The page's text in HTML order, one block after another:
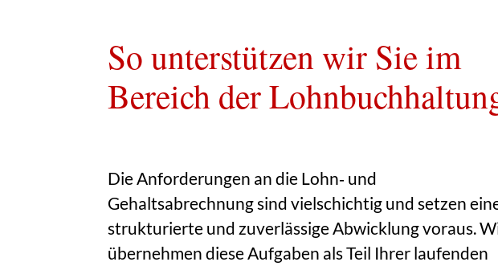
So unterstützen wir Sie im
Bereich der
Die Anforderungen an die Lohn‑ und
Gehaltsabrechnung sind vielschichtig und setzen
strukturierte und zuverlässige Abwicklung voraus.
übernehmen diese Aufgaben als Teil Ihrer laufenden